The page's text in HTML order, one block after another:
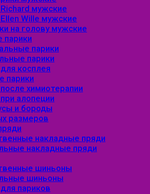
мужские
Wille мужские
на голову мужские
парики
парики
парики
косплея
парики
химиотерапии
алопеции
и бороды
размеров
накладные пряди
накладные пряди
шиньоны
шиньоны
париков